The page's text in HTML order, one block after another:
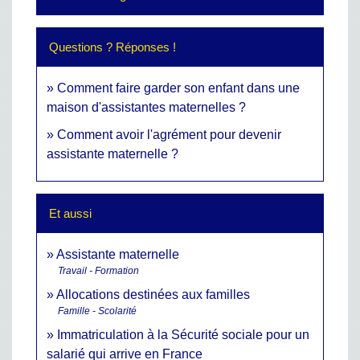
Questions ? Réponses !
Comment faire garder son enfant dans une
maison d'assistantes maternelles ?
Comment avoir l'agrément pour devenir
assistante maternelle ?
Et aussi
Assistante maternelle
Travail - Formation
Allocations destinées aux familles
Famille - Scolarité
Immatriculation à la Sécurité sociale pour un
salarié qui arrive en France